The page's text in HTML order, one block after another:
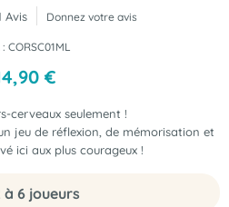
Avis Donnez votre avis
CORSC01ML
,90 €
cerveaux seulement !
jeu de réflexion, de mémorisation et
ici aux plus courageux !
à 6 joueurs